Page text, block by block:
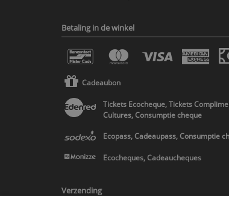
Betaling in de winkel
Cadeaubon
Tickets Ecocheque, Tickets
Cultures, Consumptie cheque
Ecopass, Cadeaupass, Consumptie
Ecocheques, Cadeaucheques
Verzending